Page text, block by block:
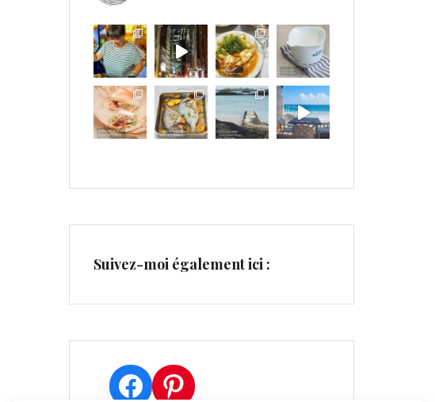
Suivez-moi également ici :
Facebook
Pinterest